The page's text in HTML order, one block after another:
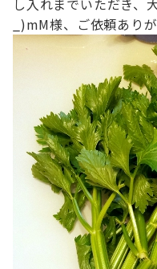
し入れまでいただき、
_)mM様、ご依頼あり